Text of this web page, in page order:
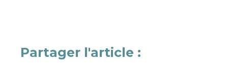
Partager l'article :